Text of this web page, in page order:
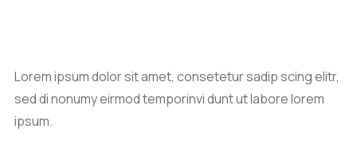
Lorem ipsum dolor sit amet, consetetur sadip scing elitr,
sed di nonumy eirmod temporinvi dunt ut labore lorem
ipsum.